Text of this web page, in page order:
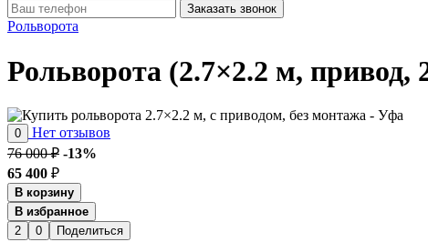
Заказать звонок
Рольворота
Рольворота (2.7×2.2 м, привод,
0
Нет отзывов
76 000 ₽ -13%
65 400 ₽
В корзину
В избранное
2
0 Поделиться